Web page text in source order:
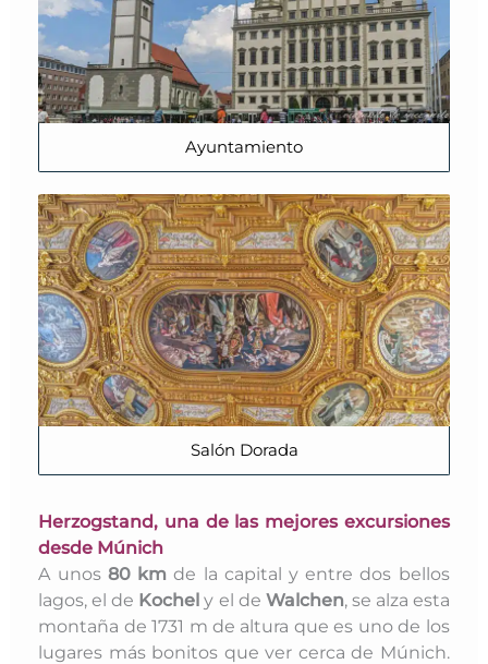
Ayuntamiento
Salón Dorada
Herzogstand, una de las mejores excursiones
desde Múnich
A unos 80 km de la capital y entre dos bellos
lagos, el de Kochel y el de Walchen, se alza esta
montaña de 1731 m de altura que es uno de los
lugares más bonitos que ver cerca de Múnich.